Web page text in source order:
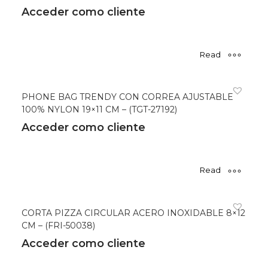
Acceder como cliente
Read
PHONE BAG TRENDY CON CORREA AJUSTABLE
100% NYLON 19×11 CM – (TGT-27192)
Acceder como cliente
Read
CORTA PIZZA CIRCULAR ACERO INOXIDABLE 8×12
CM – (FRI-50038)
Acceder como cliente